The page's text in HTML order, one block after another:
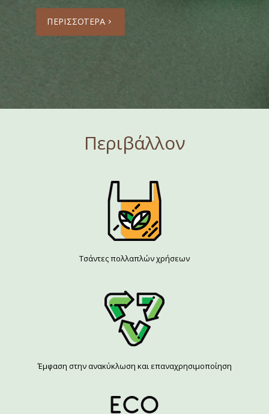
ΠΕΡΙΣΣΟΤΕΡΑ
Περιβάλλον
Τσάντες πολλαπλών χρήσεων
Έμφαση στην ανακύκλωση και επαναχρησιμοποίηση